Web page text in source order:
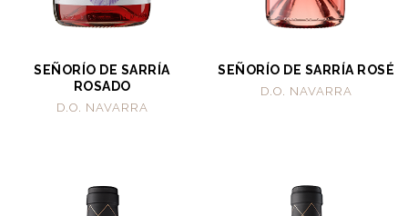
SEÑORÍO DE SARRÍA
ROSADO
D.O. NAVARRA
SEÑORÍO DE SARRÍA ROSÉ
D.O. NAVARRA